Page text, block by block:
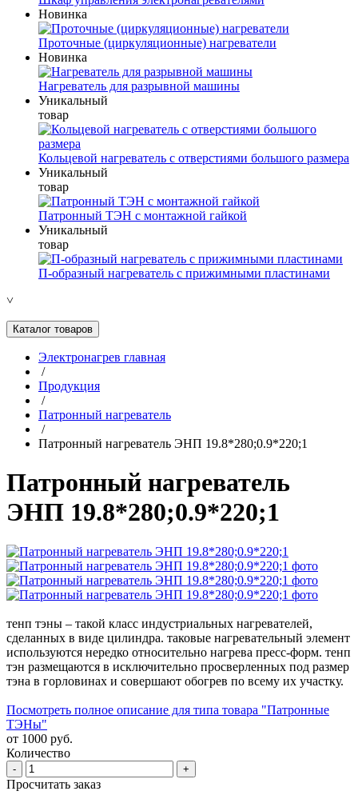
Новинка
Проточные (циркуляционные) нагреватели
Новинка
Нагреватель для разрывной машины
Уникальный
товар
Кольцевой нагреватель с отверстиями большого размера
Уникальный
товар
Патронный ТЭН с монтажной гайкой
Уникальный
товар
П-образный нагреватель с прижимными пластинами
˅
Каталог товаров
Электронагрев главная
/
Продукция
/
Патронный нагреватель
/
Патронный нагреватель ЭНП 19.8*280;0.9*220;1
Патронный нагреватель
ЭНП 19.8*280;0.9*220;1
тенп тэны – такой класс индустриальных нагревателей,
сделанных в виде цилиндра. таковые нагревательный элемент
используются нередко относительно нагрева пресс-форм. тенп
тэн размещаются в исключительно просверленных под размер
тэна в горловинах и совершают обогрев по всему их участку.
Посмотреть полное описание для типа товара "Патронные
ТЭНы"
от 1000 руб.
Количество
- +
Просчитать заказ